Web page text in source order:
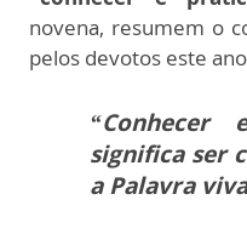
novena, resumem o
pelos devotos este
significa ser
a Palavra